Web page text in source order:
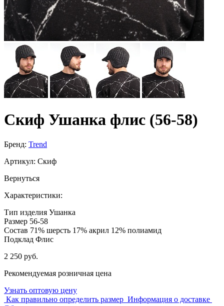
Скиф Ушанка флис (56-58)
Бренд: Trend
Артикул: Скиф
Вернуться
Характеристики:
Тип изделия Ушанка
Размер 56-58
Состав 71% шерсть 17% акрил 12% полиамид
Подклад Флис
2 250 руб.
Рекомендуемая розничная цена
Узнать оптовую цену
Как правильно определить размер Информация о доставке